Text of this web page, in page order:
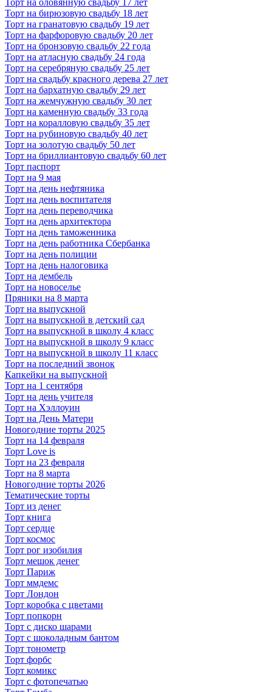
Торт на оловянную свадьбу 17 лет
Торт на бирюзовую свадьбу 18 лет
Торт на гранатовую свадьбу 19 лет
Торт на фарфоровую свадьбу 20 лет
Торт на бронзовую свадьбу 22 года
Торт на атласную свадьбу 24 года
Торт на серебряную свадьбу 25 лет
Торт на свадьбу красного дерева 27 лет
Торт на бархатную свадьбу 29 лет
Торт на жемчужную свадьбу 30 лет
Торт на каменную свадьбу 33 года
Торт на коралловую свадьбу 35 лет
Торт на рубиновую свадьбу 40 лет
Торт на золотую свадьбу 50 лет
Торт на бриллиантовую свадьбу 60 лет
Торт паспорт
Торт на 9 мая
Торт на день нефтяника
Торт на день воспитателя
Торт на день переводчика
Торт на день архитектора
Торт на день таможенника
Торт на день работника Сбербанка
Торт на день полиции
Торт на день налоговика
Торт на дембель
Торт на новоселье
Пряники на 8 марта
Торт на выпускной
Торт на выпускной в детский сад
Торт на выпускной в школу 4 класс
Торт на выпускной в школу 9 класс
Торт на выпускной в школу 11 класс
Торт на последний звонок
Капкейки на выпускной
Торт на 1 сентября
Торт на день учителя
Торт на Хэллоуин
Торт на День Матери
Новогодние торты 2025
Торт на 14 февраля
Торт Love is
Торт на 23 февраля
Торт на 8 марта
Новогодние торты 2026
Тематические торты
Торт из денег
Торт книга
Торт сердце
Торт космос
Торт рог изобилия
Торт мешок денег
Торт Париж
Торт ммдемс
Торт Лондон
Торт коробка с цветами
Торт попкорн
Торт с диско шарами
Торт с шоколадным бантом
Торт тонометр
Торт форбс
Торт комикс
Торт с фотопечатью